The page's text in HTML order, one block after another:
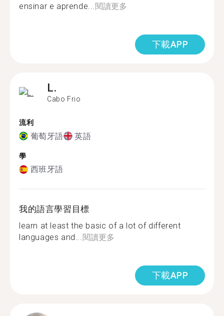
ensinar e aprende...閱讀更多
下載APP
L.
Cabo Frio
流利
葡萄牙語 英語
學
西班牙語
我的語言學習目標
learn at least the basic of a lot of different
languages and...閱讀更多
下載APP